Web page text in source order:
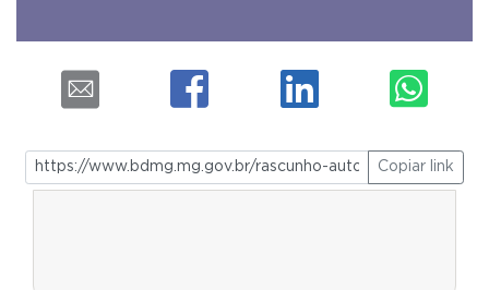
Copiar link